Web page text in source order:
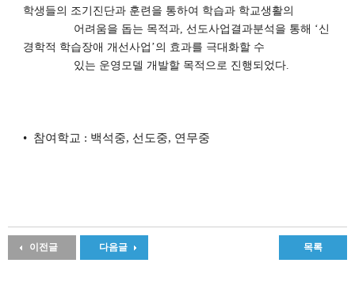
학생들의 조기진단과 훈련을 통하여 학습과 학교생활의
어려움을 돕는 목적과, 선도사업결과분석을 통해 ‘신
경학적 학습장애 개선사업 ’의 효과를 극대화할 수
있는 운영모델 개발할 목적으로 진행되었다.
• 참여학교 : 백석중, 선도중, 연무중
이전글 다음글 목록